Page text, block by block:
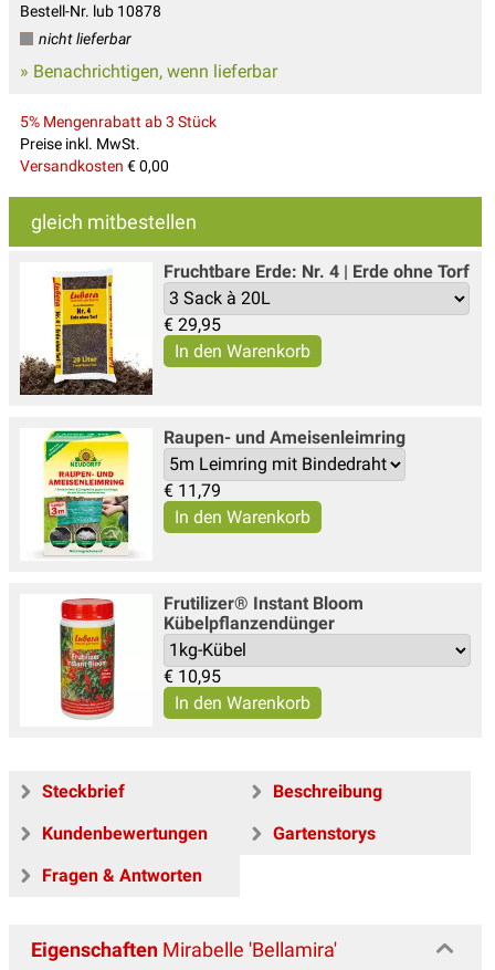
Bestell-Nr. lub 10878
nicht lieferbar
» Benachrichtigen, wenn lieferbar
5% Mengenrabatt ab 3 Stück
Preise inkl. MwSt.
Versandkosten € 0,00
gleich mitbestellen
Fruchtbare Erde: Nr. 4 | Erde ohne Torf
€ 29,95
Raupen- und Ameisenleimring
€ 11,79
Frutilizer® Instant Bloom
Kübelpflanzendünger
€ 10,95
Steckbrief
Beschreibung
Kundenbewertungen
Gartenstorys
Fragen & Antworten
Eigenschaften Mirabelle 'Bellamira'